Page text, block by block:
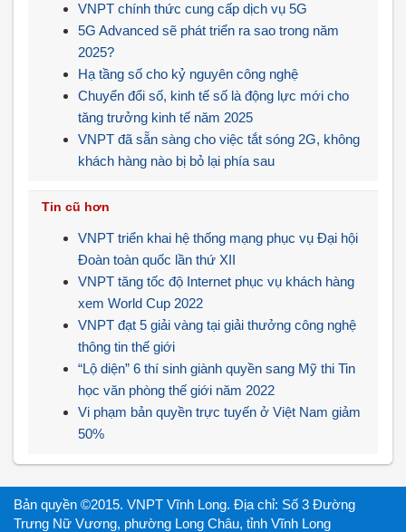
VNPT chính thức cung cấp dịch vụ 5G
5G Advanced sẽ phát triển ra sao trong năm
2025?
Hạ tầng số cho kỷ nguyên công nghệ
Chuyển đổi số, kinh tế số là động lực mới cho
tăng trưởng kinh tế năm 2025
VNPT đã sẵn sàng cho việc tắt sóng 2G, không
khách hàng nào bị bỏ lại phía sau
Tin cũ hơn
VNPT triển khai hệ thống mạng phục vụ Đại hội
Đoàn toàn quốc lần thứ XII
VNPT tăng tốc độ Internet phục vụ khách hàng
xem World Cup 2022
VNPT đạt 5 giải vàng tại giải thưởng công nghệ
thông tin thế giới
“Lộ diện” 6 thí sinh giành quyền sang Mỹ thi Tin
học văn phòng thế giới năm 2022
Vi phạm bản quyền trực tuyến ở Việt Nam giảm
50%
Bản quyền ©2015. VNPT Vĩnh Long. Địa chỉ: Số 3 Đường
Trưng Nữ Vương, phường Long Châu, tỉnh Vĩnh Long